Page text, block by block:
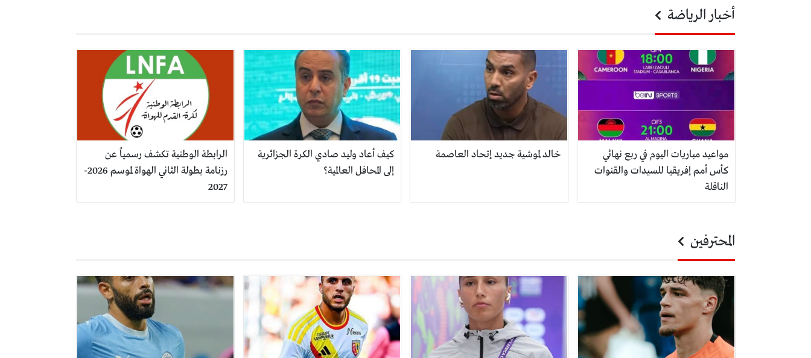
أخبار الرياضة
مواعيد مباريات اليوم في ربع نهائي
كأس أمم إفريقيا للسيدات والقنوات
الناقلة
خالد لموشية جديد إتحاد العاصمة
كيف أعاد وليد صادي الكرة الجزائرية
إلى المحافل العالمية؟
الرابطة الوطنية تكشف رسمياً عن
رزنامة بطولة الثاني الهواة لموسم 2026-
2027
المحترفين